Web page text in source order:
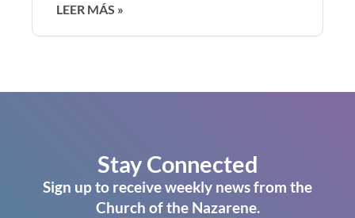
LEER MÁS »
Stay Connected
Sign up to receive weekly news from the
Church of the Nazarene.